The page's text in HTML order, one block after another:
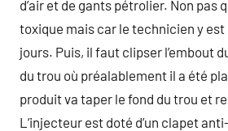
d’air et de gants pétrolier. Non pas
toxique mais car le technicien y
jours. Puis, il faut clipser l’embout
du trou où préalablement il a été
produit va taper le fond du trou et
L’injecteur est doté d’un clapet